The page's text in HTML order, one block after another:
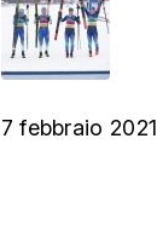
7 febbraio 2021